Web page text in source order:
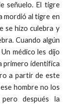
señuelo. El tigre
mordió al tigre en
se hizo culebra y
Cuando algún
médico les dijo
primero identifica
a partir de este
hombre no los
después la